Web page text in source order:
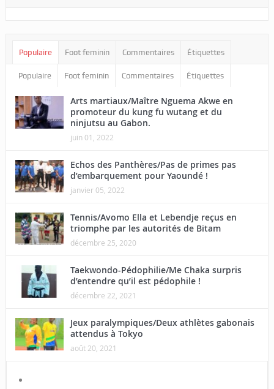
Populaire Foot feminin Commentaires Étiquettes
Populaire Foot feminin Commentaires Étiquettes
Arts martiaux/Maître Nguema Akwe en
promoteur du kung fu wutang et du
ninjutsu au Gabon.
juin 01, 2022
Echos des Panthères/Pas de primes pas
d’embarquement pour Yaoundé !
janvier 05, 2022
Tennis/Avomo Ella et Lebendje reçus en
triomphe par les autorités de Bitam
décembre 25, 2020
Taekwondo-Pédophilie/Me Chaka surpris
d’entendre qu’il est pédophile !
décembre 22, 2021
Jeux paralympiques/Deux athlètes gabonais
attendus à Tokyo
août 20, 2021